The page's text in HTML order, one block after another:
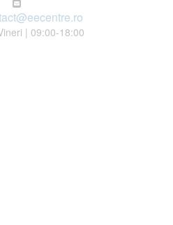
| 09:00-18:00